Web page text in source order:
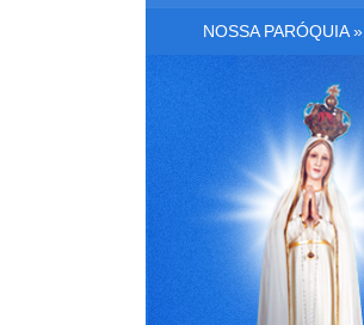
NOSSA PARÓQUIA»